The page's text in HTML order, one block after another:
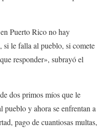
Puerto Rico no hay
le falla al pueblo, si comete
responder», subrayó el
dos primos míos que le
y ahora se enfrentan a
pago de cuantiosas multas,